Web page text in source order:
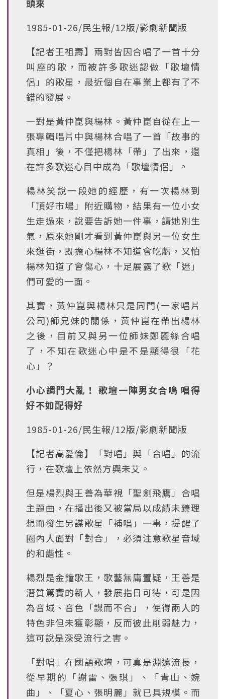
頭來
1985-01-26/民生報/12版/影劇新聞版
【記者王祖壽】兩對皆因合唱了一首十分
叫座的歌，而被許多歌迷認做「歌壇情
侶」的歌星，最近個自在事業上都有了不
錯的發展。
一對是黃仲崑與楊林。黃仲崑自從在上一
張專輯唱片中與楊林合唱了一首「故事的
真相」後，不僅把楊林「帶」了出來，還
在許多歌迷心目中成為「歌壇情侶」。
楊林笑說一段她的經歷，有一次楊林到
「頂好市場」附近購物，結果有一位小女
生走過來，說要告訴她一件事，請她別生
氣，原來她剛才看到黃仲崑與另一位女生
來逛街，既擔心楊林不知道會吃虧，又怕
楊林知道了會傷心，十足展露了歌「迷」
們可愛的一面。
其實，黃仲崑與楊林只是同門(一家唱片
公司)師兄妹的關係，黃仲崑在帶出楊林
之後，目前又與另一位師妹鄭麗絲合唱
了，不知在歌迷心中是不是顯得很「花
心」？
小心調門大亂！ 歌壇一陣男女合鳴 唱得
好不如配得好
1985-01-26/民生報/12版/影劇新聞版
【記者高愛倫】「對唱」與「合唱」的流
行，在歌壇上依然方興未艾。
但是楊烈與王善為華視「聖劍飛鷹」合唱
主題曲，在播出後又被當局以成績未臻理
想而發生另謀歌星「補唱」一事，提醒了
圈內人面對「對合」，必須注意歌星音域
的和諧性。
楊烈是金鐘歌王，歌藝無庸置疑，王善是
潛質篤實的新人，發展指日可待，可是因
為音域、音色「謀而不合」，使得兩人的
特色非但未獲彰顯，反而彼此削弱魅力，
這可說是深受流行之害。
「對唱」在國語歌壇，可真是淵遠流長，
從早期的「謝雷、張琪」、「青山、婉
曲」、「夏心、張明麗」就已具規模。而